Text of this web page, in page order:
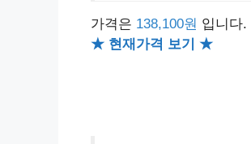
가격은 138,100원 입니다.
★ 현재가격 보기 ★